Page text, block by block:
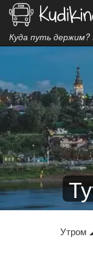
Куда путь держим?
Утром